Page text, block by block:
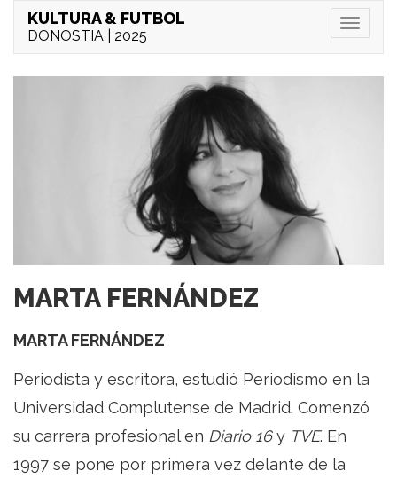
Menu
KULTURA & FUTBOL
DONOSTIA | 2025
MARTA FERNÁNDEZ
MARTA FERNÁNDEZ
Periodista y escritora, estudió Periodismo en la
Universidad Complutense de Madrid. Comenzó
su carrera profesional en Diario 16y TVE. En
1997 se pone por primera vez delante de la